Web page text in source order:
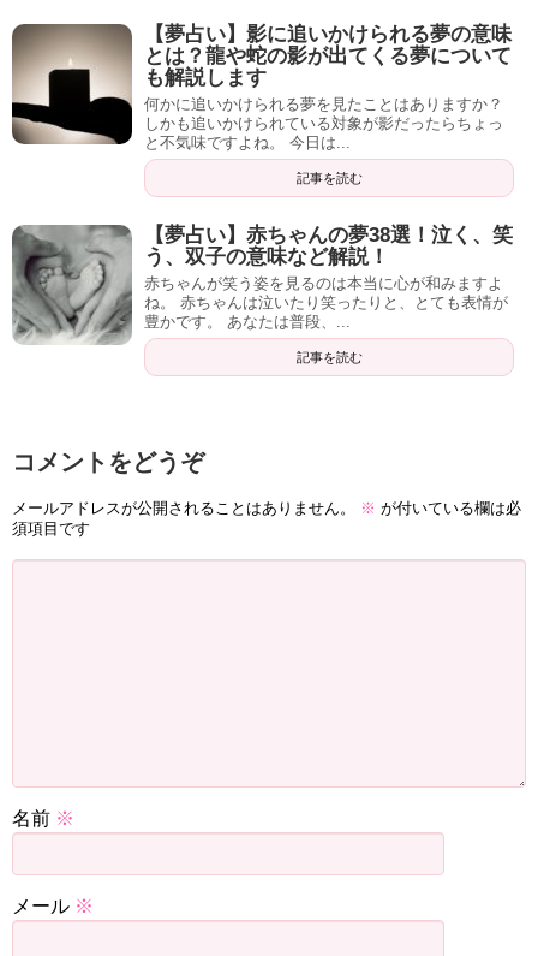
とがあったからです。
しかし、その時はあることを実施したことで、思い通りの
効果を得ることができ、希望の企業に転職でき、待遇も改
！
そのあることとは、「プロに聞く」です。
運気を扱うプロの方に、自分の状況や悩みついて相談し、
アドバイスもらったことをそのまま実践しただけです。
そしてそのプロの方とは、
占ったり、霊視してもらったりすることで、確実にあなた
の悩みを解決することができます！
「でも占いって高いイメージ」
「都内に〇〇の母がいるんでしょ？私地方だし…」
「わざわざ行くのが面倒くさい」
【夢占い】影に追いかけられる夢の意味
とは？龍や蛇の影が出てくる夢について
も解説します
何かに追いかけられる夢を見たことはありますか？
しかも追いかけられている対象が影だったらちょっ
と不気味ですよね。 今日は...
記事を読む
【夢占い】赤ちゃんの夢38選！泣く、笑
う、双子の意味など解説！
赤ちゃんが笑う姿を見るのは本当に心が和みますよ
ね。 赤ちゃんは泣いたり笑ったりと、とても表情が
豊かです。 あなたは普段、...
記事を読む
コメントをどうぞ
メールアドレスが公開されることはありません。 ※ が付いている欄は必
須項目です
名前 ※
メール ※